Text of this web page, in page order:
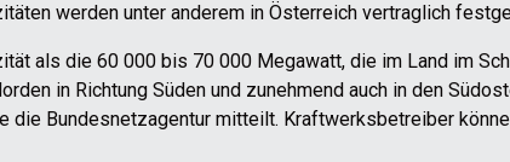
werden unter anderem in Österreich vertraglich
als die 60 000 bis 70 000 Megawatt, die im Land im
in Richtung Süden und zunehmend auch in den
Bundesnetzagentur mitteilt. Kraftwerksbetreiber